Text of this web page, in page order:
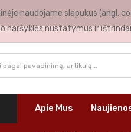
Apie Mus
naudojame slapukus (angl.
naršyklės nustatymus ir